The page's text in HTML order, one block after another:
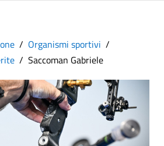
Organismi sportivi
Saccoman Gabriele